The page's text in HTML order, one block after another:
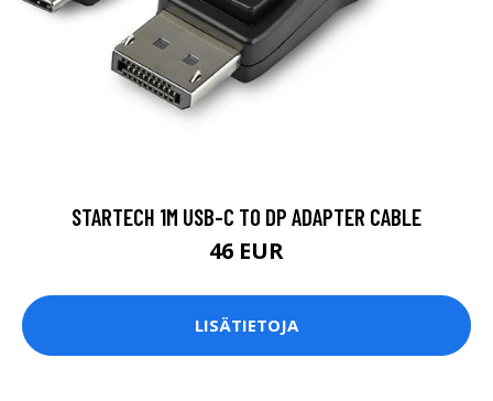
STARTECH 1M USB-C TO DP ADAPTER CABLE
46 EUR
LISÄTIETOJA